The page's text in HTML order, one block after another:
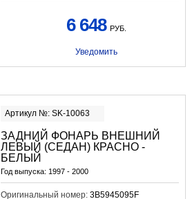
6 648 РУБ.
Уведомить
Артикул №: SK-10063
ЗАДНИЙ ФОНАРЬ ВНЕШНИЙ
ЛЕВЫЙ (СЕДАН) КРАСНО -
БЕЛЫЙ
Год выпуска: 1997 - 2000
Оригинальный номер: 3B5945095F